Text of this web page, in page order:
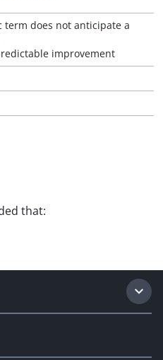
term does not anticipate a
improvement
that: